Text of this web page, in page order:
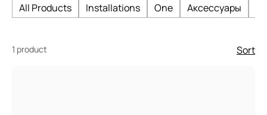
All Products Installations One Аксессуары
1 product Sort